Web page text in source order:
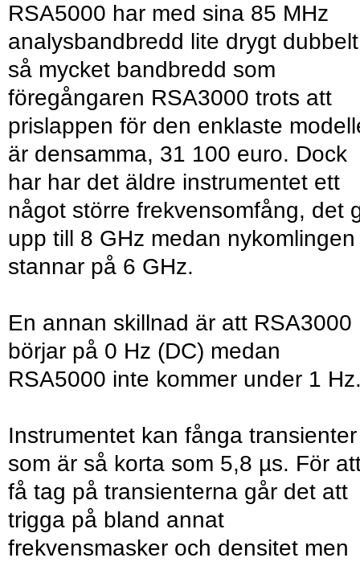
RSA5000 har med sina 85 MHz
analysbandbredd lite drygt dubbelt
så mycket bandbredd som
föregångaren RSA3000 trots att
prislappen för den enklaste
är densamma, 31 100 euro. Dock
har har det äldre instrumentet ett
något större frekvensomfång, det
upp till 8 GHz medan nykomlingen
stannar på 6 GHz.
En annan skillnad är att RSA3000
börjar på 0 Hz (DC) medan
RSA5000 inte kommer under 1
Instrumentet kan fånga transienter
som är så korta som 5,8 µs. För
få tag på transienterna går det att
trigga på bland annat
frekvensmasker och densitet men